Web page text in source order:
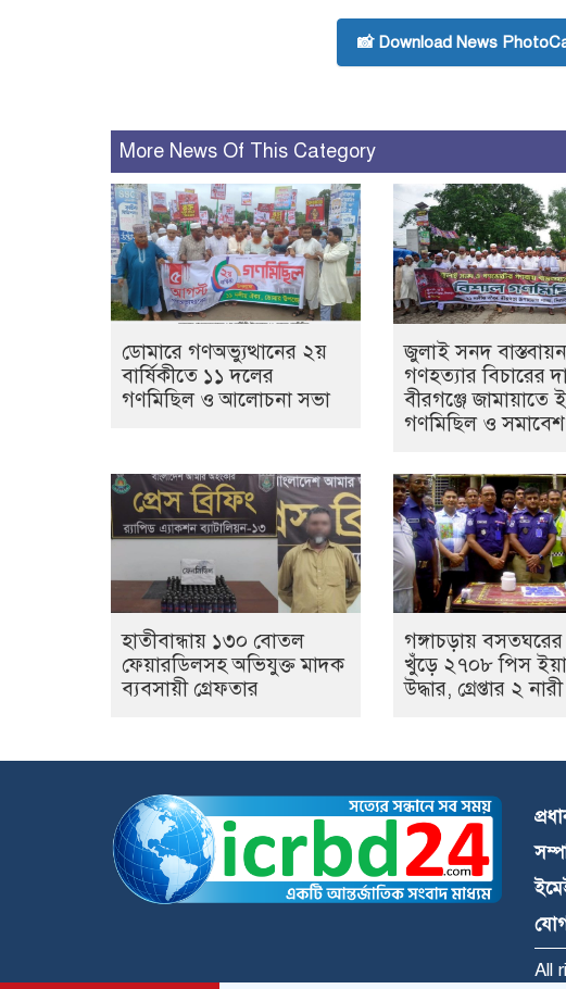
📸 Download News
More News Of This Category
ডোমারে গণঅভ্যুত্থানের ২য়
বার্ষিকীতে ১১ দলের
গণমিছিল ও আলোচনা সভা
জুলাই সনদ
গণহত্যার বিচারের
বীরগঞ্জে জামায়াতে
গণমিছিল ও সমাবেশ
হাতীবান্ধায় ১৩০ বোতল
ফেয়ারডিলসহ অভিযুক্ত মাদক
ব্যবসায়ী গ্রেফতার
গঙ্গাচড়ায়
খুঁড়ে ২৭০৮ পিস
উদ্ধার, গ্রেপ্তার ২ নারী
All